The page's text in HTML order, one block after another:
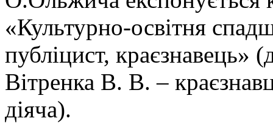
«Культурно-освітня
публіцист, краєзнавець»
Вітренка В. В. –
діяча).